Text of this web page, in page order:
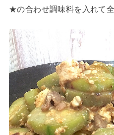
★の合わせ調味料を入れて全